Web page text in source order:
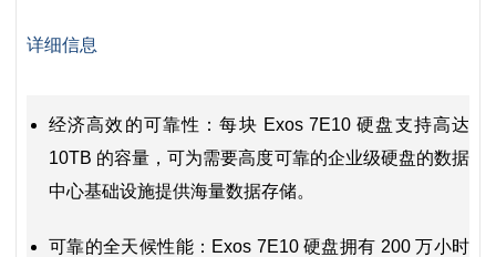
详细信息
经济高效的可靠性：每块 Exos 7E10 硬盘支持高达
10TB 的容量，可为需要高度可靠的企业级硬盘的数据
中心基础设施提供海量数据存储。
可靠的全天候性能：Exos 7E10 硬盘拥有 200 万小时